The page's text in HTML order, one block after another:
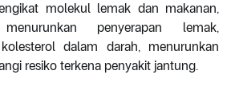
molekul lemak dan makanan,
penyerapan lemak,
dalam darah, menurunkan
resiko terkena penyakit jantung.